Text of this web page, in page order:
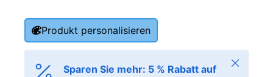
Produkt personalisieren
Sparen Sie mehr: 5 % Rabatt auf
Schließen